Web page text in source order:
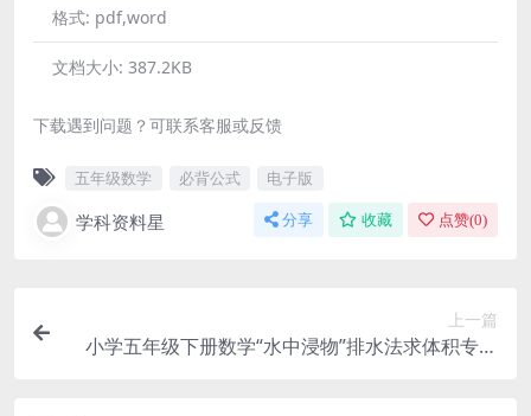
格式: pdf,word
文档大小: 387.2KB
下载遇到问题？可联系客服或反馈
五年级数学 必背公式 电子版
学科资料星 分享 收藏 点赞(0)
上一篇
小学五年级下册数学“水中浸物”排水法求体积专项